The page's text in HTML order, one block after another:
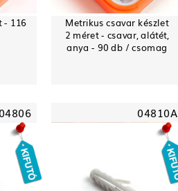
- 116
Metrikus csavar készlet
2 méret - csavar, alátét,
anya - 90 db / csomag
04806 04810A